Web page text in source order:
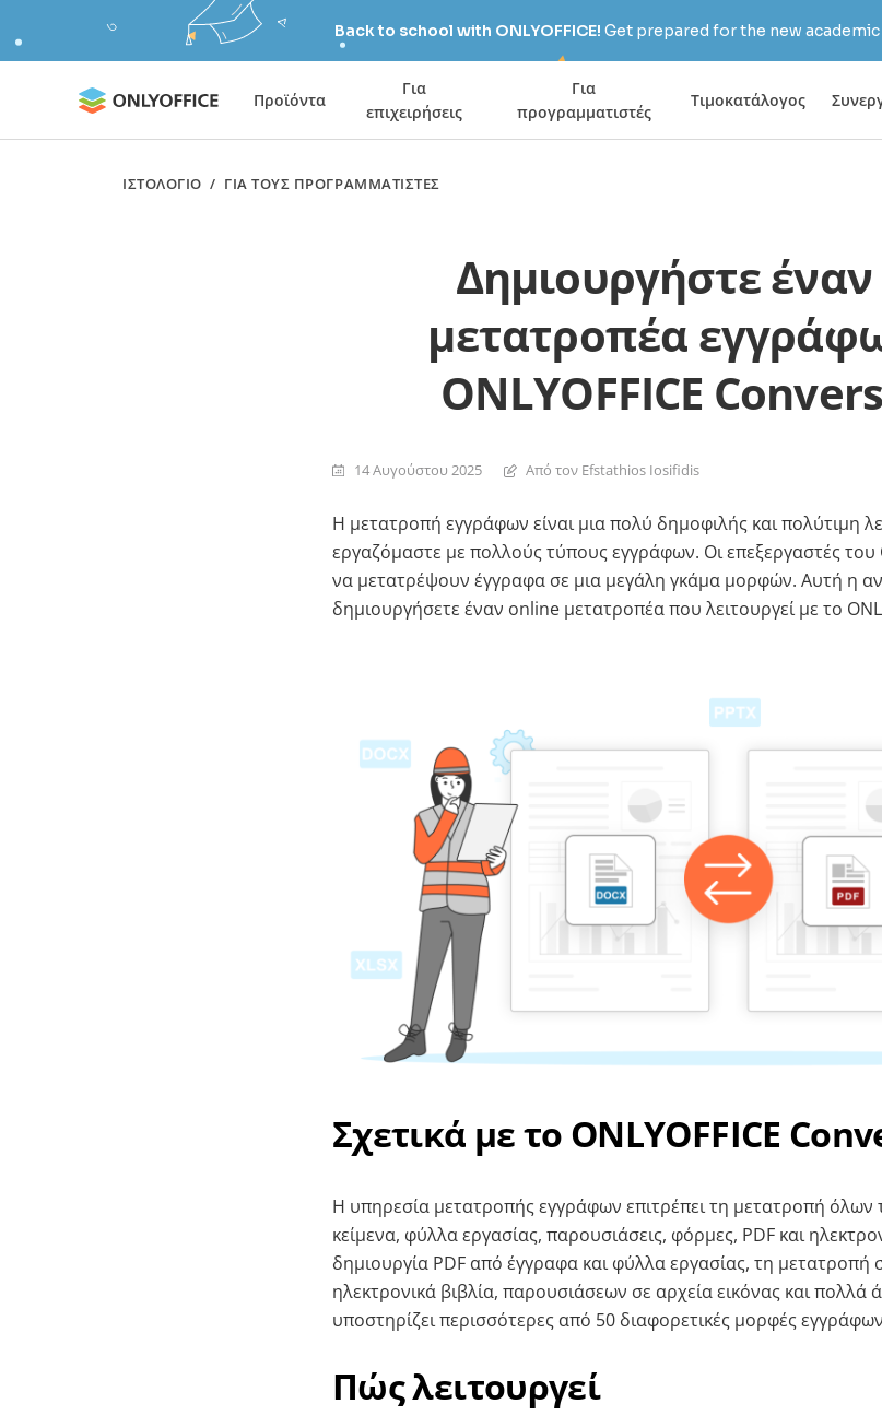
Back to school with ONLYOFFICE! Get prepared for the new
Προϊόντα
Για
επιχειρήσεις
Για
προγραμματιστές
Τιμοκατάλογος
ΙΣΤΟΛΌΓΙΟ / ΓΙΑ ΤΟΥΣ ΠΡΟΓΡΑΜΜΑΤΙΣΤΈΣ
Δημιουργήστε
μετατροπέα
ONLYOFFICE
14 Αυγούστου 2025 Από τον Efstathios Iosifidis
Η μετατροπή εγγράφων είναι μια πολύ δημοφιλής και πολύτιμη
εργαζόμαστε με πολλούς τύπους εγγράφων. Οι επεξεργαστές του
να μετατρέψουν έγγραφα σε μια μεγάλη γκάμα μορφών. Αυτή η
δημιουργήσετε έναν online μετατροπέα που λειτουργεί με το
Σχετικά με το ONLYOFFICE
Η υπηρεσία μετατροπής εγγράφων επιτρέπει τη μετατροπή
κείμενα, φύλλα εργασίας, παρουσιάσεις, φόρμες, PDF και
δημιουργία PDF από έγγραφα και φύλλα εργασίας, τη μετατροπή
ηλεκτρονικά βιβλία, παρουσιάσεων σε αρχεία εικόνας και πολλά
υποστηρίζει περισσότερες από 50 διαφορετικές μορφές
Πώς λειτουργεί